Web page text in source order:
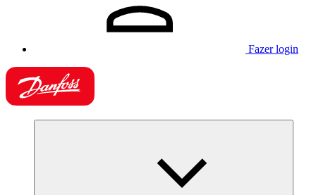
Fazer login